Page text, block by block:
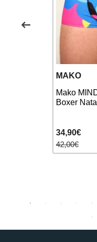
MAKO
Mako
Boxer
34,90€
42,00€